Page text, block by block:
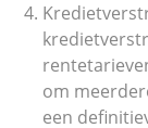
om
een